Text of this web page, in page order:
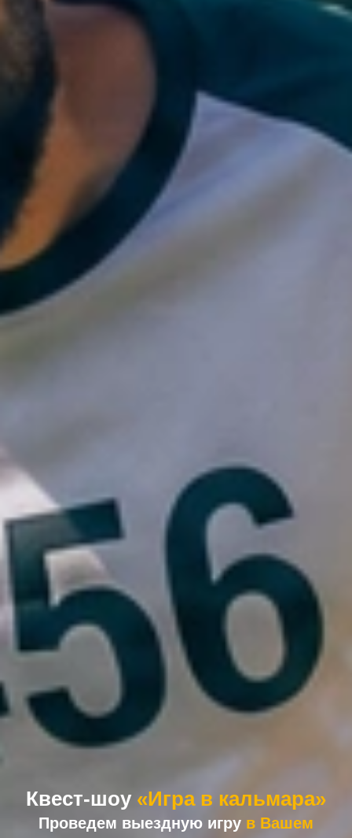
Квест-шоу «Игра в кальмара»
Проведем выездную игру в Вашем